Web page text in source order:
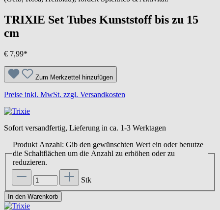
TRIXIE Set Tubes Kunststoff bis zu 15
cm
€ 7,99*
Zum Merkzettel hinzufügen
Preise inkl. MwSt. zzgl. Versandkosten
Sofort versandfertig, Lieferung in ca. 1-3 Werktagen
Produkt Anzahl: Gib den gewünschten Wert ein oder benutze
die Schaltflächen um die Anzahl zu erhöhen oder zu
reduzieren.
Stk
In den Warenkorb